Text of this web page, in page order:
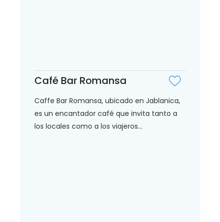
Café Bar Romansa
Caffe Bar Romansa, ubicado en Jablanica,
es un encantador café que invita tanto a
los locales como a los viajeros...